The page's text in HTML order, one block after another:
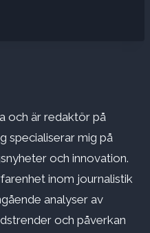
och är redaktör på
specialiserar mig på
och innovation.
inom journalistik
analyser av
och påverkan